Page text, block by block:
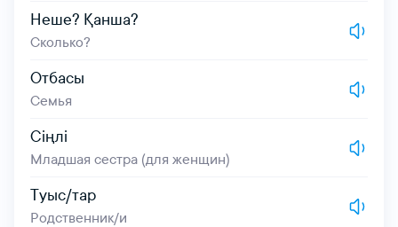
Неше? Қанша?
Сколько?
Отбасы
Семья
Сіңлі
Младшая сестра (для женщин)
Туыс/тар
Родственник/и
поштаңыз
сөзіңіз
поштаңыз
сөзіңіз